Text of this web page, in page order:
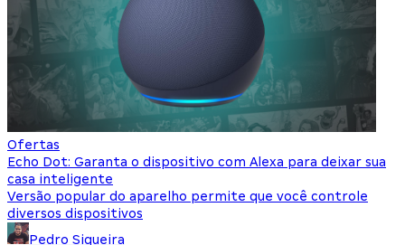
Ofertas
Echo Dot: Garanta o dispositivo com Alexa para deixar sua
casa inteligente
Versão popular do aparelho permite que você controle
diversos dispositivos
Pedro Siqueira